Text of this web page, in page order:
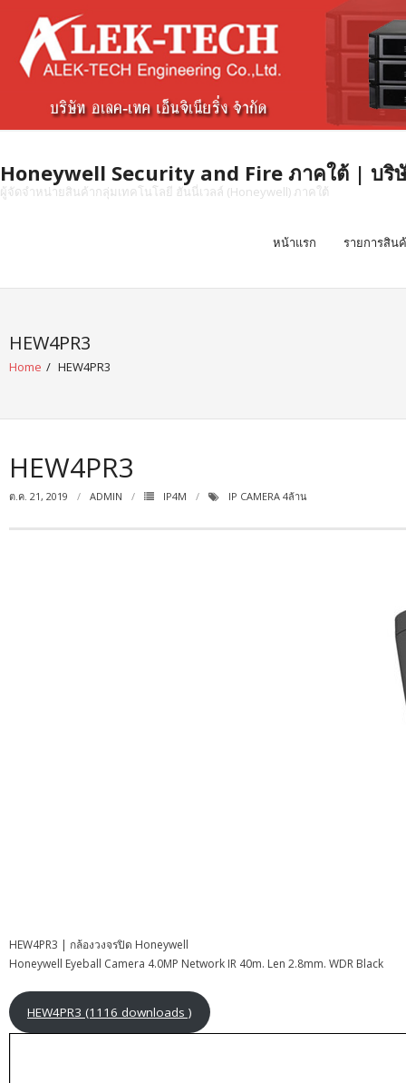
content
Honeywell Security and Fire ภาคใต้ | บริษั
ผู้จัดจำหน่ายสินค้ากลุ่มเทคโนโลยี ฮันนี่เวลล์ (Honeywell) ภาคใต้
หน้าแรก รายการสิน
HEW4PR3
Home / HEW4PR3
HEW4PR3
ต.ค. 21, 2019 ADMIN IP4M IP CAMERA 4ล้าน
HEW4PR3 | กล้องวงจรปิด Honeywell
Honeywell Eyeball Camera 4.0MP Network IR 40m. Len 2.8mm. WDR Black
HEW4PR3 (1116 downloads )